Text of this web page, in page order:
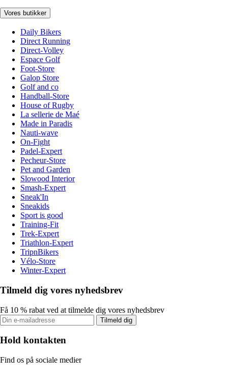
Vores butikker
Daily Bikers
Direct Running
Direct-Volley
Espace Golf
Foot-Store
Galop Store
Golf and co
Handball-Store
House of Rugby
La sellerie de Maé
Made in Paradis
Nauti-wave
On-Fight
Padel-Expert
Pecheur-Store
Pet and Garden
Slowood Interior
Smash-Expert
Sneak'In
Sneakids
Sport is good
Training-Fit
Trek-Expert
Triathlon-Expert
TripnBikers
Vélo-Store
Winter-Expert
Tilmeld dig vores nyhedsbrev
Få 10 % rabat ved at tilmelde dig vores nyhedsbrev
Tilmeld dig
Hold kontakten
Find os på sociale medier